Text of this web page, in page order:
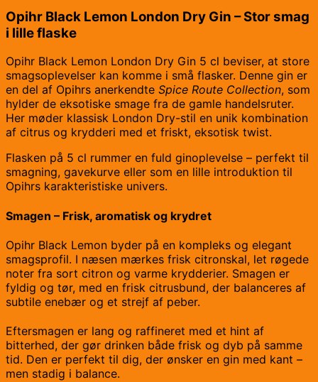
Opihr Black Lemon London Dry Gin – Stor smag
i lille flaske
Opihr Black Lemon London Dry Gin 5 cl beviser, at store
smagsoplevelser kan komme i små flasker. Denne gin er
en del af Opihrs anerkendte Spice Route Collection, som
hylder de eksotiske smage fra de gamle handelsruter.
Her møder klassisk London Dry-stil en unik kombination
af citrus og krydderi med et friskt, eksotisk twist.
Flasken på 5 cl rummer en fuld ginoplevelse – perfekt til
smagning, gavekurve eller som en lille introduktion til
Opihrs karakteristiske univers.
Smagen – Frisk, aromatisk og krydret
Opihr Black Lemon byder på en kompleks og elegant
smagsprofil. I næsen mærkes frisk citronskal, let røgede
noter fra sort citron og varme krydderier. Smagen er
fyldig og tør, med en frisk citrusbund, der balanceres af
subtile enebær og et strejf af peber.
Eftersmagen er lang og raffineret med et hint af
bitterhed, der gør drinken både frisk og dyb på samme
tid. Den er perfekt til dig, der ønsker en gin med kant –
men stadig i balance.